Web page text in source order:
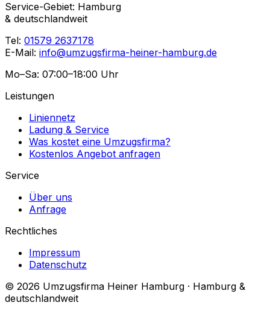
Service-Gebiet: Hamburg
& deutschlandweit
Tel: 01579 2637178
E-Mail: info@umzugsfirma-heiner-hamburg.de
Mo–Sa: 07:00–18:00 Uhr
Leistungen
Liniennetz
Ladung & Service
Was kostet eine Umzugsfirma?
Kostenlos Angebot anfragen
Service
Über uns
Anfrage
Rechtliches
Impressum
Datenschutz
© 2026 Umzugsfirma Heiner Hamburg · Hamburg &
deutschlandweit